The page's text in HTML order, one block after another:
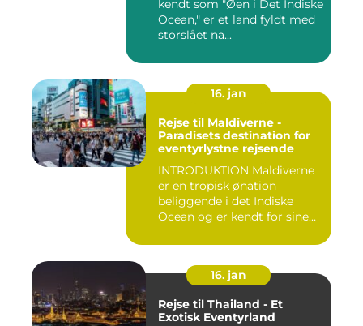
kendt som "Øen i Det Indiske
Ocean," er et land fyldt med
storslået na...
16. jan
Rejse til Maldiverne -
Paradisets destination for
eventyrlystne rejsende
INTRODUKTION Maldiverne
er en tropisk ønation
beliggende i det Indiske
Ocean og er kendt for sine
16. jan
Rejse til Thailand - Et
Exotisk Eventyrland